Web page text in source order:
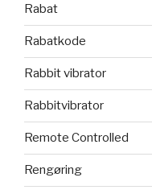
Rabat
Rabatkode
Rabbit vibrator
Rabbitvibrator
Remote Controlled
Rengøring